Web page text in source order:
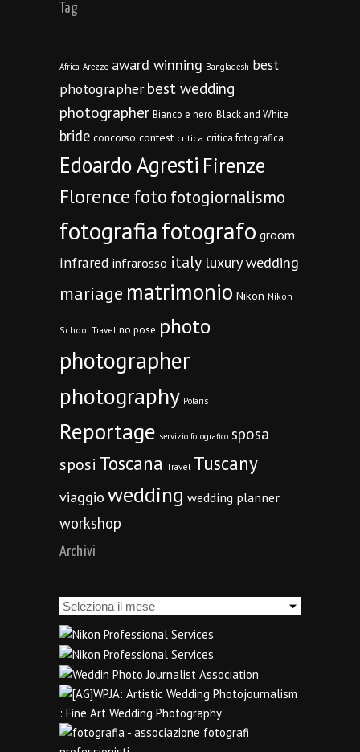
Tag
Africa Arezzo award winning Bangladesh best
photographer best wedding
photographer Bianco e nero Black and White
bride concorso contest critica critica fotografica
Edoardo Agresti Firenze
Florencefoto fotogiornalismo
fotografiafotografo groom
infrared infrarosso italy luxury wedding
mariage matrimonio Nikon Nikon
School Travel no pose photo
photographer
photography Polaris
Reportage servizio fotografico sposa
sposi Toscana Travel Tuscany
viaggio wedding wedding planner
workshop
Archivi
Archivi